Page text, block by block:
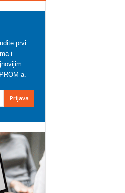
prvi
i
a.